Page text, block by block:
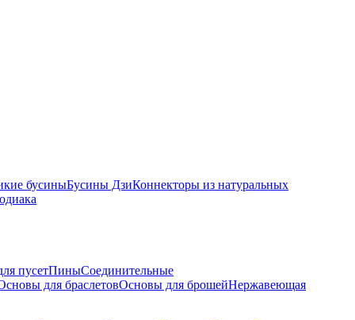
бусиныБусины ДзиКоннекторы из натуральных
пусетПиныСоединительные
для браслетовОсновы для брошейНержавеющая